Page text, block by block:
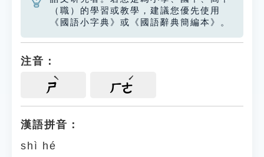
（職）的學習或教學，建議您優先使用
《國語小字典》或《國語辭典簡編本》。
注音：
ㄕ ㄏㄜ
漢語拼音：
shì hé